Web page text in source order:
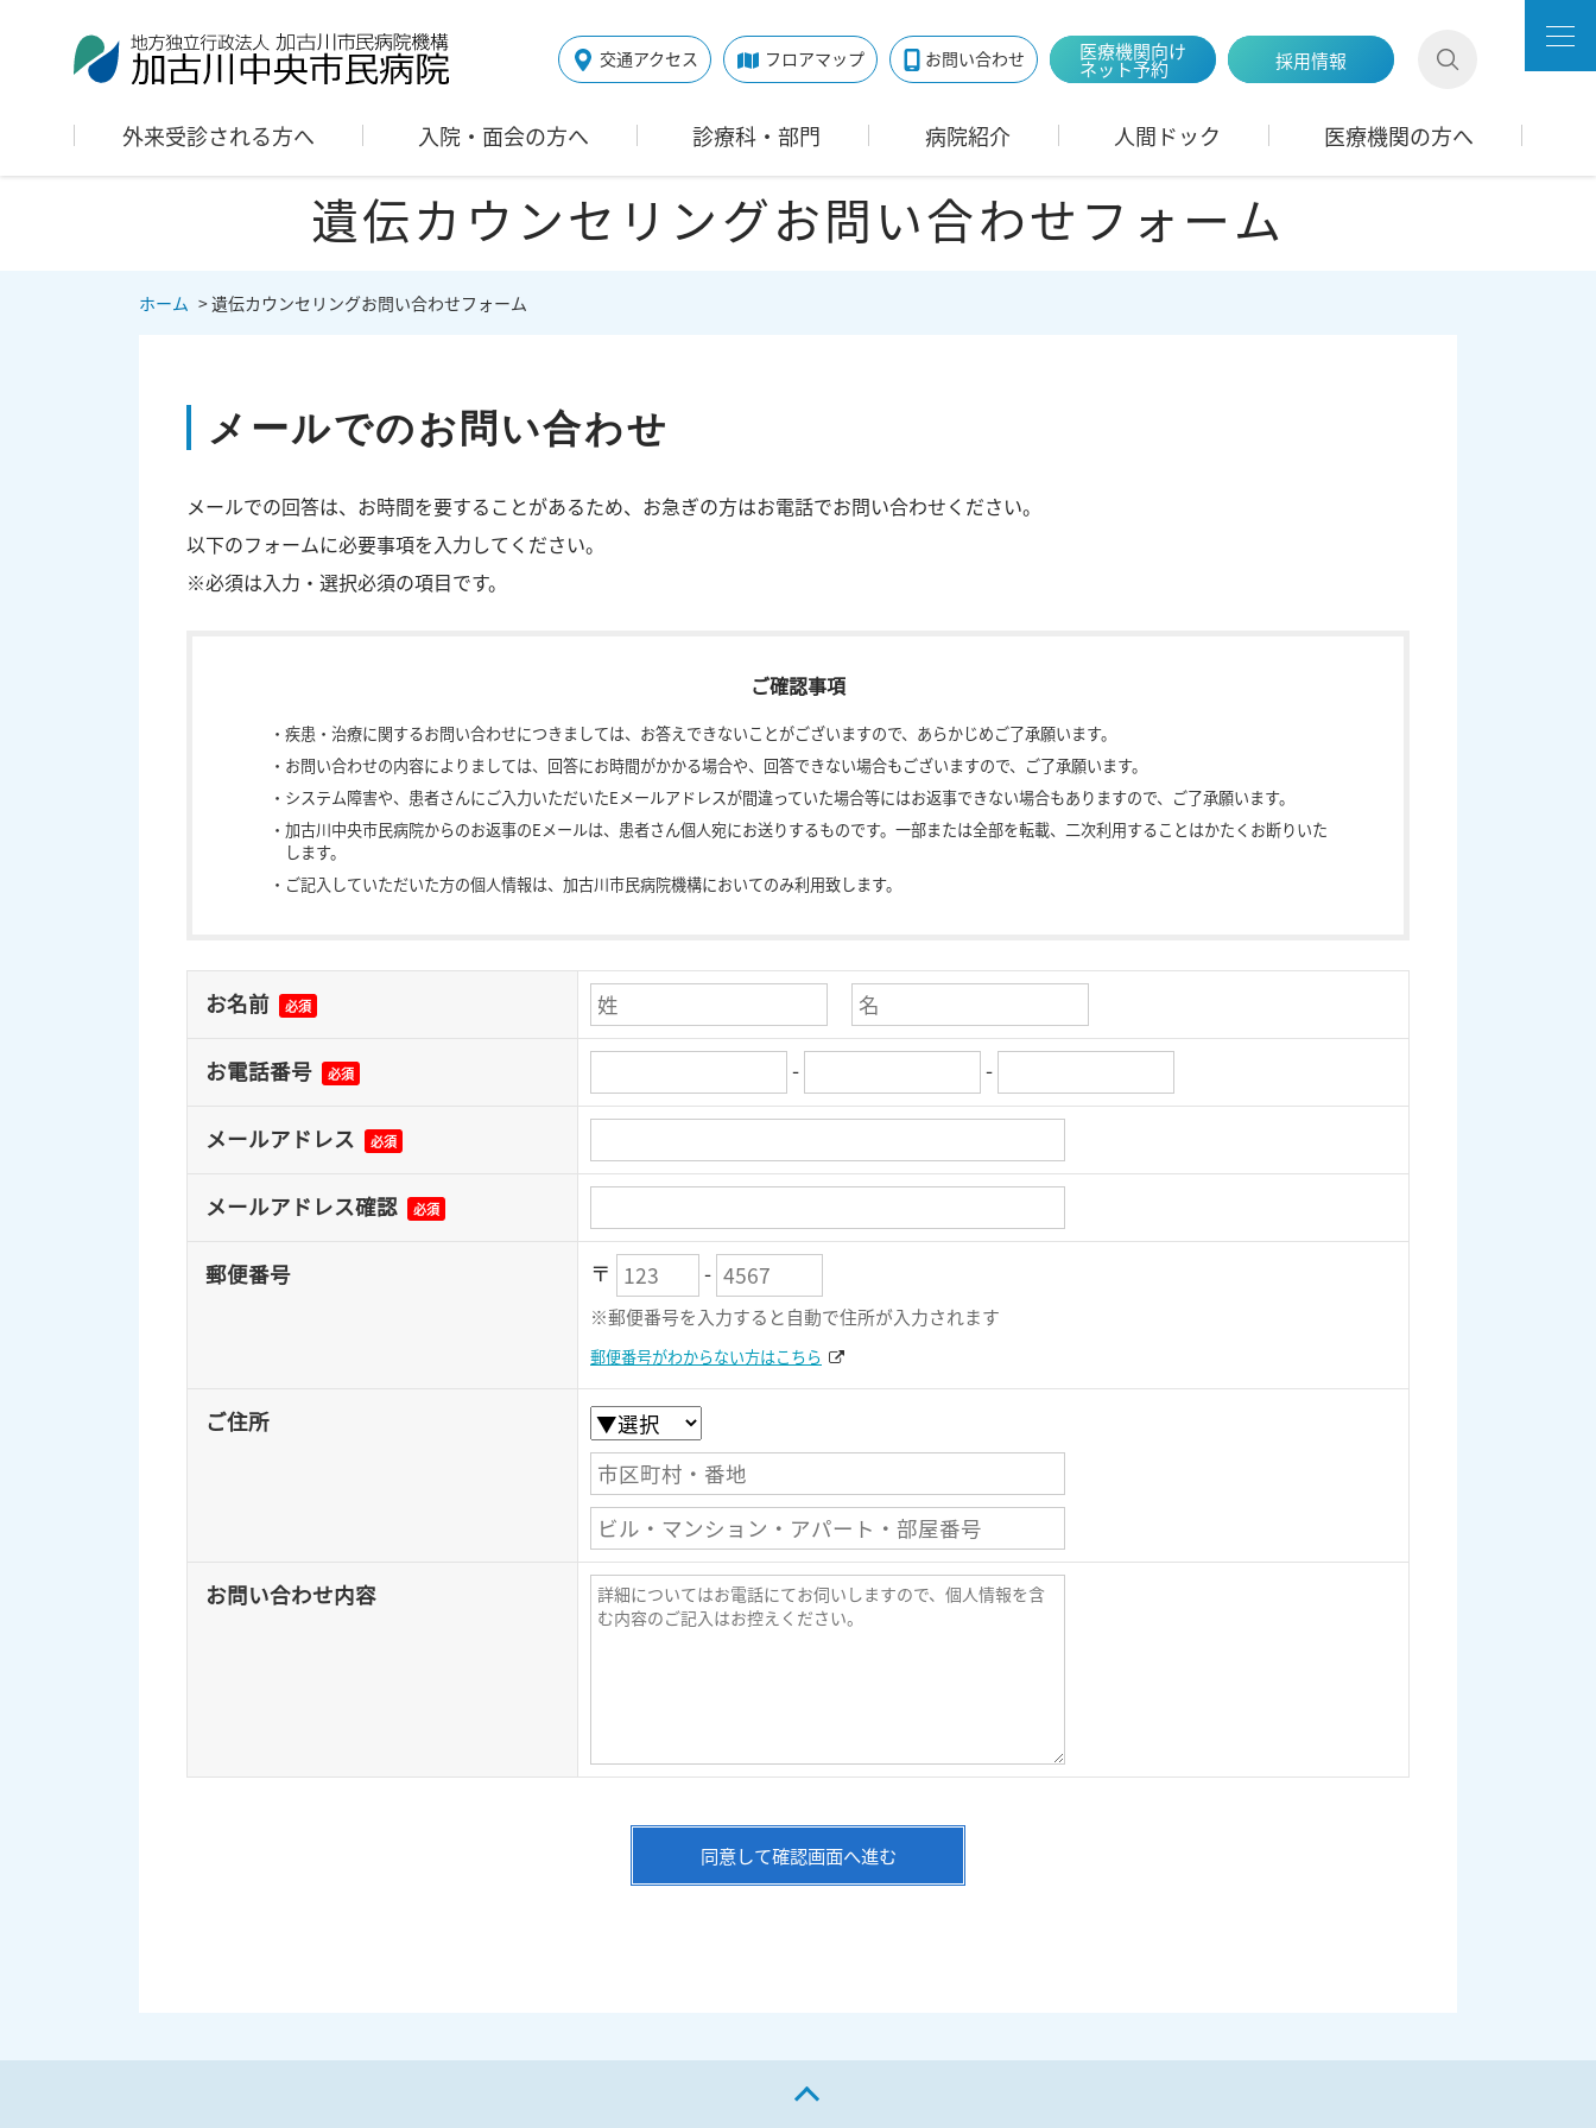
交通アクセス フロアマップ お問い合わせ 医療機関向け
ネット予約 採用情報
外来受診される方へ 入院・面会の方へ 診療科・部門 病院紹介 人間ドック 医療機関の方へ
遺伝カウンセリングお問い合わせフォーム
ホーム >遺伝カウンセリングお問い合わせフォーム
メールでのお問い合わせ
メールでの回答は、お時間を要することがあるため、お急ぎの方はお電話でお問い合わせください。
以下のフォームに必要事項を入力してください。
※必須は入力・選択必須の項目です。
ご確認事項
・疾患・治療に関するお問い合わせにつきましては、お答えできないことがございますので、あらかじめご了承願います。
・お問い合わせの内容によりましては、回答にお時間がかかる場合や、回答できない場合もございますので、ご了承願います。
・システム障害や、患者さんにご入力いただいたEメールアドレスが間違っていた場合等にはお返事できない場合もありますので、ご了承願います。
・加古川中央市民病院からのお返事のEメールは、患者さん個人宛にお送りするものです。一部または全部を転載、二次利用することはかたくお断りいた
します。
・ご記入していただいた方の個人情報は、加古川市民病院機構においてのみ利用致します。
お名前 必須
お電話番号 必須 - -
メールアドレス 必須
メールアドレス確認 必須
郵便番号 〒 -
※郵便番号を入力すると自動で住所が入力されます
郵便番号がわからない方はこちら
ご住所
お問い合わせ内容
同意して確認画面へ進む